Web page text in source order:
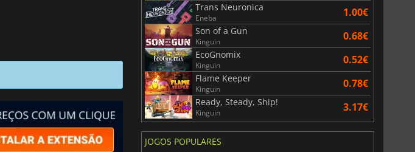
Trans Neuronica
Eneba 1.00€
Son of a Gun
Kinguin 0.68€
EcoGnomix
Kinguin 0.52€
Flame Keeper
Kinguin 0.78€
Ready, Steady, Ship!
Kinguin 3.17€
JOGOS POPULARES